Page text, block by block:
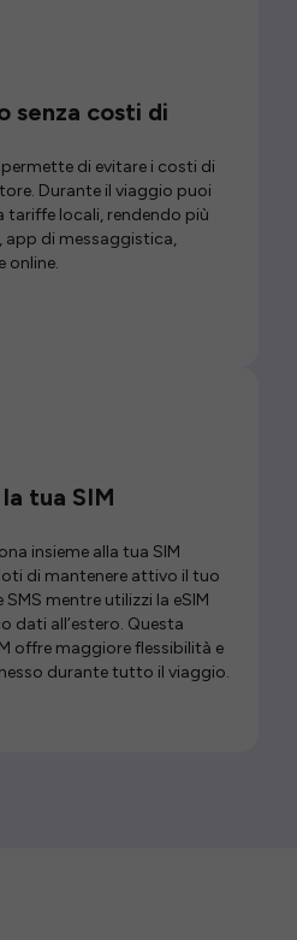
senza costi di
permette di evitare i costi di
Durante il viaggio puoi
locali, rendendo più
app di messaggistica,
online.
tua SIM
insieme alla tua SIM
di mantenere attivo il tuo
mentre utilizzi la eSIM
dati all’estero. Questa
offre maggiore flessibilità e
durante tutto il viaggio.